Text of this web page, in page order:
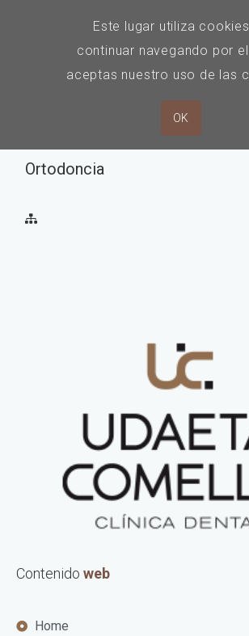
Ortodoncia
Contenido web
Home
Este lugar utiliza
continuar navegando por el
aceptas nuestro uso de las
OK